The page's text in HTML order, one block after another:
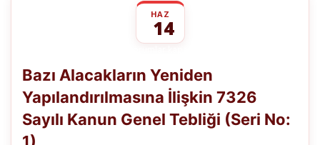
HAZ
14
Yeniden
Yapılandırılmasına
İlişkin
Sayılı
Bazı Alacakların Yeniden
Yapılandırılmasına İlişkin 7326
Sayılı Kanun Genel Tebliği (Seri No: